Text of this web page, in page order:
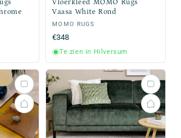
Vloerkleed MOMO Rugs
Vaasa White Rond
Verkoper:
MOMO RUGS
Normale
prijs
€348
Te zien in Hilversum